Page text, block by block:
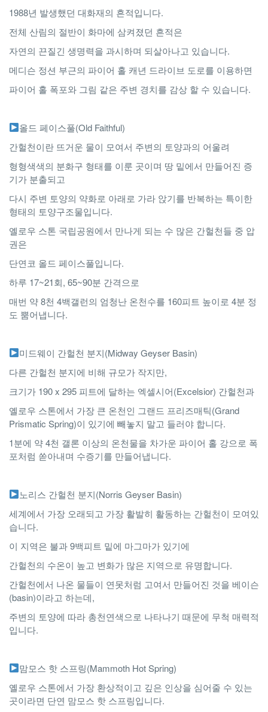
1988년 발생했던 대화재의 흔적입니다.
전체 산림의 절반이 화마에 삼켜졌던 흔적은
자연의 끈질긴 생명력을 과시하며 되살아나고 있습니다.
메디슨 정션 부근의 파이어 홀 캐년 드라이브 도로를 이용하면
파이어 홀 폭포와 그림 같은 주변 경치를 감상 할 수 있습니다.
올드 페이스풀(Old Faithful)
간헐천이란 뜨거운 물이 모여서 주변의 토양과의 어울려
형형색색의 분화구 형태를 이룬 곳이며 땅 밑에서 만들어진 증
기가 분출되고
다시 주변 토양의 약화로 아래로 가라 앉기를 반복하는 특이한
형태의 토양구조물입니다.
옐로우 스톤 국립공원에서 만나게 되는 수 많은 간헐천들 중 압
권은
단연코 올드 페이스풀입니다.
하루 17~21회, 65~90분 간격으로
매번 약 8천 4백갤런의 엄청난 온천수를 160피트 높이로 4분 정
도 뿜어냅니다.
미드웨이 간헐천 분지(Midway Geyser Basin)
다른 간헐천 분지에 비해 규모가 작지만,
크기가 190 x 295 피트에 달하는 엑셀시어(Excelsior) 간헐천과
옐로우 스톤에서 가장 큰 온천인 그랜드 프리즈매틱(Grand
Prismatic Spring)이 있기에 빼놓지 말고 들러야 합니다.
1분에 약 4천 갤론 이상의 온천물을 차가운 파이어 홀 강으로 폭
포처럼 쏟아내며 수증기를 만들어냅니다.
노리스 간헐천 분지(Norris Geyser Basin)
세계에서 가장 오래되고 가장 활발히 활동하는 간헐천이 모여있
습니다.
이 지역은 불과 9백피트 밑에 마그마가 있기에
간헐천의 수온이 높고 변화가 많은 지역으로 유명합니다.
간헐천에서 나온 물들이 연못처럼 고여서 만들어진 것을 베이슨
(basin)이라고 하는데,
주변의 토양에 따라 총천연색으로 나타나기 때문에 무척 매력적
입니다.
맘모스 핫 스프링(Mammoth Hot Spring)
옐로우 스톤에서 가장 환상적이고 깊은 인상을 심어줄 수 있는
곳이라면 단연 맘모스 핫 스프링입니다.